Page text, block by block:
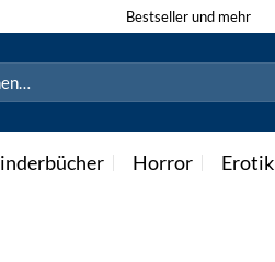
Bestseller und mehr
Horror Erotik